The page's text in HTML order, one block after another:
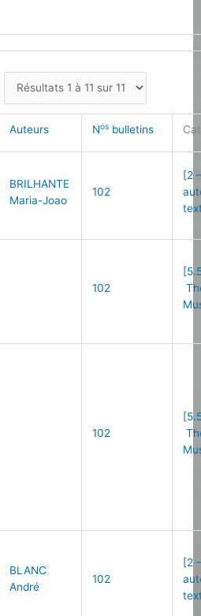
Auteurs Nos bulletins
BRILHANTE
Maria-Joao
102
[2
102
102
BLANC
André
102
[2